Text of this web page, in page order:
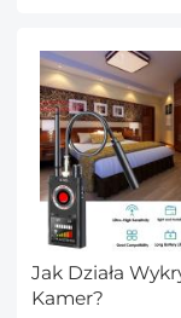
Jak Działa
Kamer?